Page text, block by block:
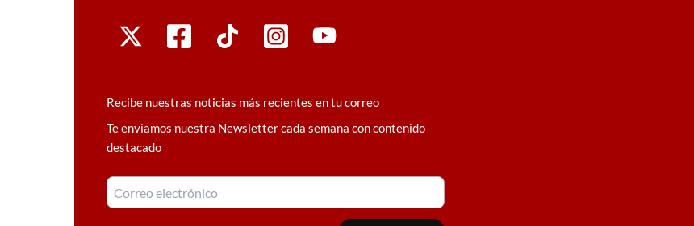
Recibe nuestras noticias más recientes en tu correo
Te enviamos nuestra Newsletter cada semana con contenido
destacado